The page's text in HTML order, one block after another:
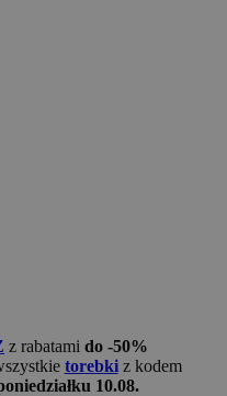
z rabatami do -50%
torebkiz kodem
10.08.